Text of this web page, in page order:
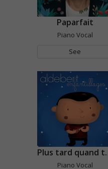
Paparfait
Piano Vocal
See
Plus
Piano Vocal